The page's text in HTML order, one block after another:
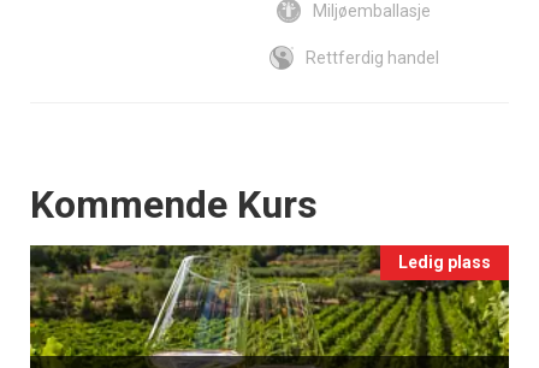
Miljøemballasje
Rettferdig handel
Events
Kommende Kurs
Ledig plass